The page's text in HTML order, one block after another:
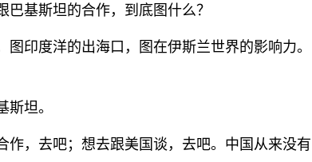
基斯坦的合作，到底图什么？
印度洋的出海口，图在伊斯兰世界的影响力。
坦。
作，去吧；想去跟美国谈，去吧。中国从来没有